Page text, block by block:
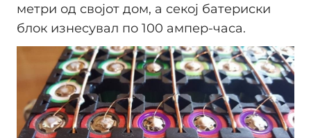
метри од својот дом, а секој батериски
блок изнесувал по 100 ампер-часа.